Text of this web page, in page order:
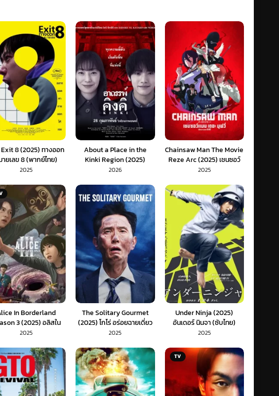
8 (2025) ทางออก
ายเลข 8 (พากย์ไทย)
2025
About a Place in the
Kinki Region (2025)
อาถรรพ์คิงคิ (พากย์ไทย)
2026
Chainsaw Man The Movie
Reze Arc (2025) เชนซอว์
แมน เดอะ มูฟวี่ (พากย์ไทย)
2025
In Borderland
3 (2025) อลิสใน
แดนมรณะ ซีซั่น 3
2025
The Solitary Gourmet
(2025) โกโร่ อร่อยฉายเดี่ยว
ตะลอนทั่วโลก (พากย์ไทย)
2025
Under Ninja (2025)
อันเดอร์ นินจา (ซับไทย)
2025
TV